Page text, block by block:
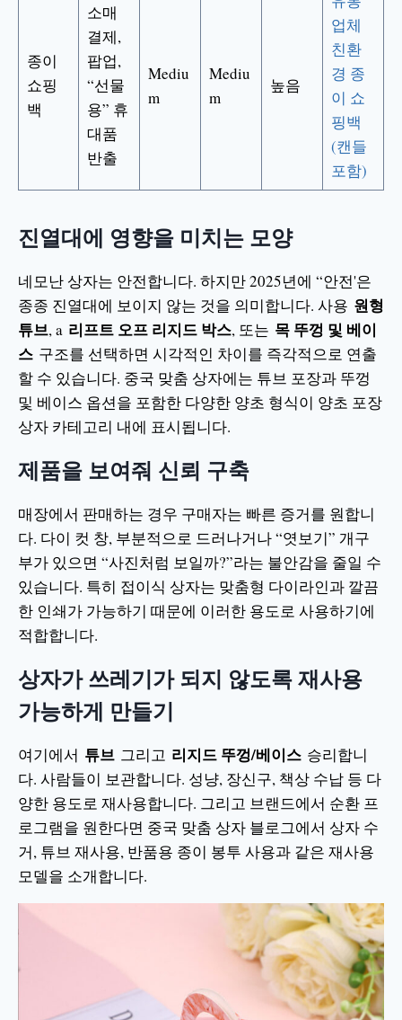
종이
쇼핑
백
소매
결제,
팝업,
“선물
용” 휴
대품
반출
Mediu
m
Mediu
m
높음
업체
친환
경 종
이 쇼
핑백
(캔들
포함)
진열대에 영향을 미치는 모양
네모난 상자는 안전합니다. 하지만 2025년에 “안전'은
종종 진열대에 보이지 않는 것을 의미합니다. 사용 원형
튜브, a 리프트 오프 리지드 박스, 또는 목 뚜껑 및 베이
스 구조를 선택하면 시각적인 차이를 즉각적으로 연출
할 수 있습니다. 중국 맞춤 상자에는 튜브 포장과 뚜껑
및 베이스 옵션을 포함한 다양한 양초 형식이 양초 포장
상자 카테고리 내에 표시됩니다.
제품을 보여줘 신뢰 구축
매장에서 판매하는 경우 구매자는 빠른 증거를 원합니
다. 다이 컷 창, 부분적으로 드러나거나 “엿보기” 개구
부가 있으면 “사진처럼 보일까?”라는 불안감을 줄일 수
있습니다. 특히 접이식 상자는 맞춤형 다이라인과 깔끔
한 인쇄가 가능하기 때문에 이러한 용도로 사용하기에
적합합니다.
상자가 쓰레기가 되지 않도록 재사용
가능하게 만들기
여기에서 튜브 그리고 리지드 뚜껑/베이스 승리합니
다. 사람들이 보관합니다. 성냥, 장신구, 책상 수납 등 다
양한 용도로 재사용합니다. 그리고 브랜드에서 순환 프
로그램을 원한다면 중국 맞춤 상자 블로그에서 상자 수
거, 튜브 재사용, 반품용 종이 봉투 사용과 같은 재사용
모델을 소개합니다.